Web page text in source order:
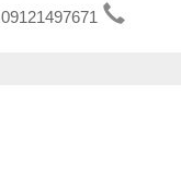
09121497671